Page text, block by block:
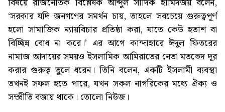
‘সরকার যদি জনগণের সমর্থন চায়, তাহলে সবচেয়ে গুরুত্বপূর্ণ
হলো সামাজিক ন্যায়বিচার প্রতিষ্ঠা করা, যাতে কেউ হতাশ বা
বিচ্ছিন্ন বোধ না করে।’ এর আগে কান্দাহারে ঈদুল ফিতরের
নামাজ আদায়ের সময়ও ইসলামিক আমিরাতের নেতা মতভেদ দূর
করার গুরুত্ব তুলে ধরেন। তিনি বলেন, একটি ইসলামী ব্যবস্থা
তখনই সফল হতে পারে, যখন সকল নাগরিকের মধ্যে ঐক্য ও
সম্প্রীতি বজায় থাকে। তোলো নিউজ।